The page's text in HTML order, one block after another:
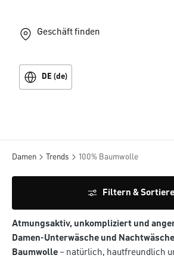
Geschäft finden
DE (de)
Damen Trends 100% Baumwolle
Filtern &
Atmungsaktiv, unkompliziert und
Damen-Unterwäsche und
Baumwolle – natürlich, hautfreundlich